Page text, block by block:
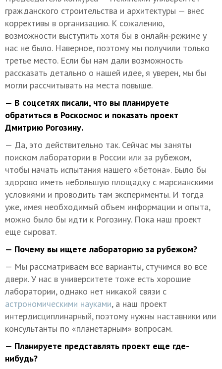
гражданского строительства и архитектуры — внес
коррективы в организацию. К сожалению,
возможности выступить хотя бы в онлайн-режиме у
нас не было. Наверное, поэтому мы получили только
третье место. Если бы нам дали возможность
рассказать детально о нашей идее, я уверен, мы бы
могли рассчитывать на места повыше.
— В соцсетях писали, что вы планируете
обратиться в Роскосмос и показать проект
Дмитрию Рогозину.
— Да, это действительно так. Сейчас мы заняты
поиском лаборатории в России или за рубежом,
чтобы начать испытания нашего «бетона». Было бы
здорово иметь небольшую площадку с марсианскими
условиями и проводить там эксперименты. И тогда
уже, имея необходимый объем информации и опыта,
можно было бы идти к Рогозину. Пока наш проект
еще сыроват.
— Почему вы ищете лабораторию за рубежом?
— Мы рассматриваем все варианты, стучимся во все
двери. У нас в университете тоже есть хорошие
лаборатории, однако нет никакой связи с
астрономическими науками, а наш проект
интердисциплинарный, поэтому нужны наставники или
консультанты по «планетарным» вопросам.
— Планируете представлять проект еще где-
нибудь?